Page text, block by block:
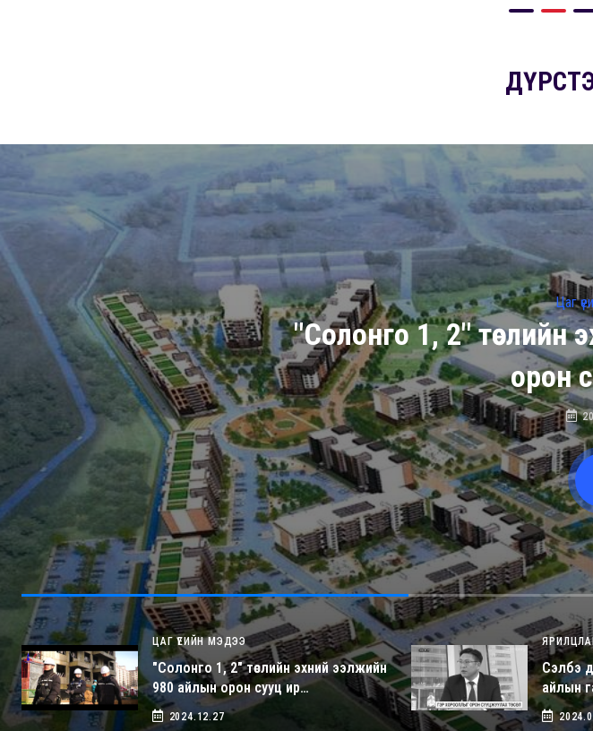
Цаг
"Солонго 1, 2"
орон
ЦАГ ҮЕИЙН МЭДЭЭ
"Солонго 1, 2" төслийн эхний ээлжийн
980 айлын орон сууц ир…
2024.12.27
Сэлбэ
айлын